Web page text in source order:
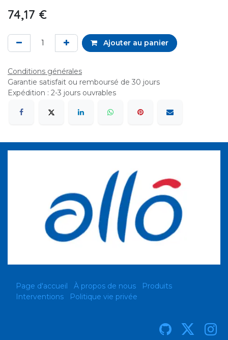
74,17 €
Ajouter au panier
Conditions générales
Garantie satisfait ou remboursé de 30 jours
Expédition : 2-3 jours ouvrables
Page d'accueil À propos de nous
Produits
Interventions
Politique vie privée